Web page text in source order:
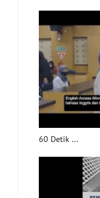
60 Detik ...